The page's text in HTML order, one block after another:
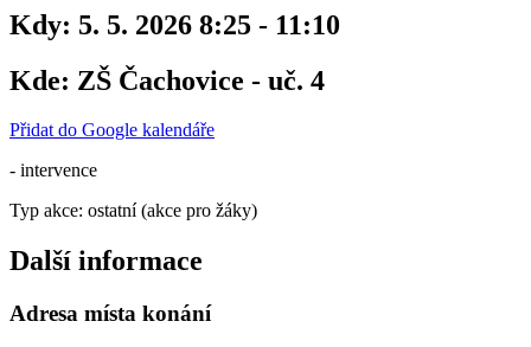
Kdy: 5. 5. 2026 8:25 - 11:10
Kde: ZŠ Čachovice - uč. 4
Přidat do Google kalendáře
- intervence
Typ akce: ostatní (akce pro žáky)
Další informace
Adresa místa konání